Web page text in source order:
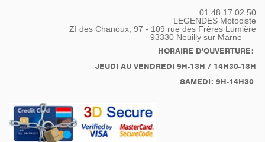
01 48 17 02 50
LEGENDES Motociste
ZI des Chanoux, 97 - 109 rue des Frères Lumière
93330 Neuilly sur Marne
HORAIRE D'OUVERTURE:
JEUDI AU VENDREDI 9H-13H / 14H30-18H
SAMEDI: 9H-14H30